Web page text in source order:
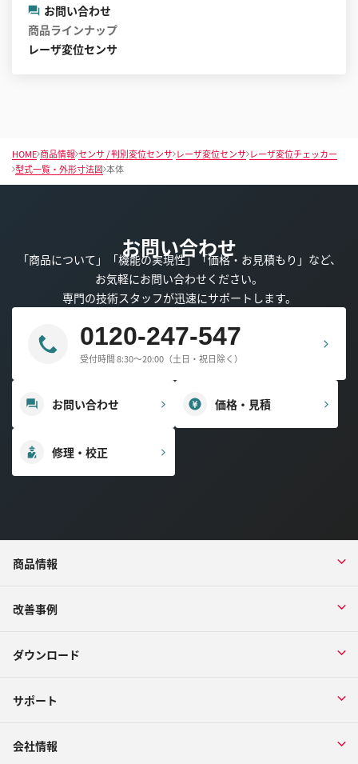
お問い合わせ
商品ラインナップ
レーザ変位センサ
HOME 商品情報 センサ / 判別変位センサ レーザ変位センサ レーザ変位チェッカー
型式一覧・外形寸法図 本体
お問い合わせ
「商品について」「機能の実現性」「価格・お見積もり」など、
お気軽にお問い合わせください。
専門の技術スタッフが迅速にサポートします。
0120-247-547
受付時間 8:30～20:00（土日・祝日除く）
お問い合わせ 価格・見積
修理・校正
商品情報
改善事例
ダウンロード
サポート
会社情報